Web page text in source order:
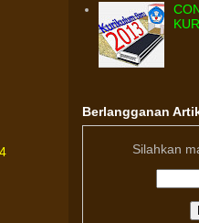
Berlangganan
Silahkan